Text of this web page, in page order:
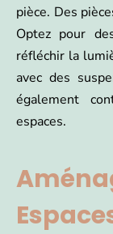
pièce. Des
Optez pour
réfléchir la
avec des
également
espaces.